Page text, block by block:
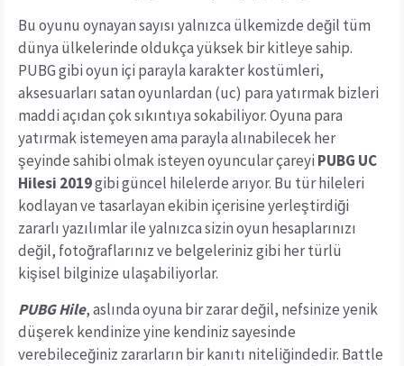
Bu oyunu oynayan sayısı yalnızca ülkemizde değil tüm
dünya ülkelerinde oldukça yüksek bir kitleye sahip.
PUBG gibi oyun içi parayla karakter kostümleri,
aksesuarları satan oyunlardan (uc) para yatırmak bizleri
maddi açıdan çok sıkıntıya sokabiliyor. Oyuna para
yatırmak istemeyen ama parayla alınabilecek her
şeyinde sahibi olmak isteyen oyuncular çareyi PUBG UC
Hilesi 2019gibi güncel hilelerde arıyor. Bu tür hileleri
kodlayan ve tasarlayan ekibin içerisine yerleştirdiği
zararlı yazılımlar ile yalnızca sizin oyun hesaplarınızı
değil, fotoğraflarınız ve belgeleriniz gibi her türlü
kişisel bilginize ulaşabiliyorlar.
PUBG Hile, aslında oyuna bir zarar değil, nefsinize yenik
düşerek kendinize yine kendiniz sayesinde
verebileceğiniz zararların bir kanıtı niteliğindedir. Battle